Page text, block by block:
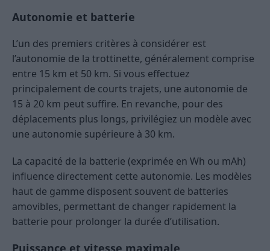
Autonomie et batterie
L’un des premiers critères à considérer est
l’autonomie de la trottinette, généralement comprise
entre 15 km et 50 km. Si vous effectuez
principalement de courts trajets, une autonomie de
15 à 20 km peut suffire. En revanche, pour des
déplacements plus longs, privilégiez un modèle avec
une autonomie supérieure à 30 km.
La capacité de la batterie (exprimée en Wh ou mAh)
influence directement cette autonomie. Les modèles
haut de gamme disposent souvent de batteries
amovibles, permettant de changer rapidement la
batterie pour prolonger la durée d’utilisation.